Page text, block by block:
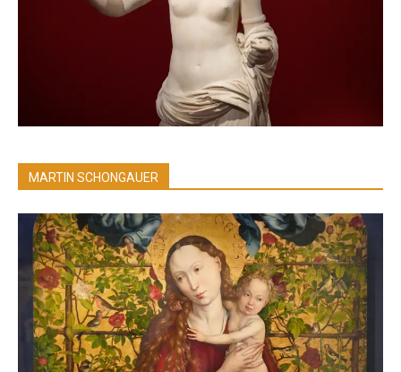
MARTIN SCHONGAUER